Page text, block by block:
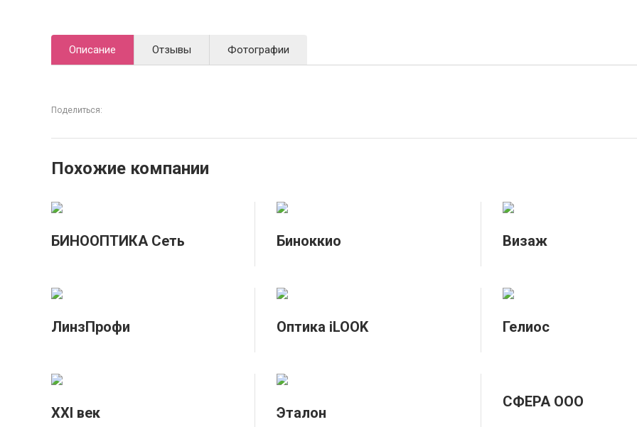
Описание Отзывы Фотографии
Поделиться:
Похожие компании
БИНООПТИКА Сеть Биноккио Визаж
ЛинзПрофи Оптика iLOOK Гелиос
XXI век Эталон
СФЕРА ООО